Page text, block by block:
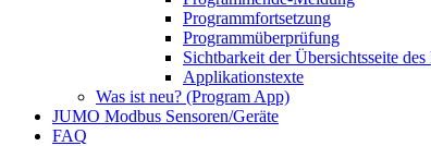
Programmfortsetzung
Programmüberprüfung
Sichtbarkeit der Übersichtsseite des
Applikationstexte
Was ist neu? (Program App)
JUMO Modbus Sensoren/Geräte
FAQ